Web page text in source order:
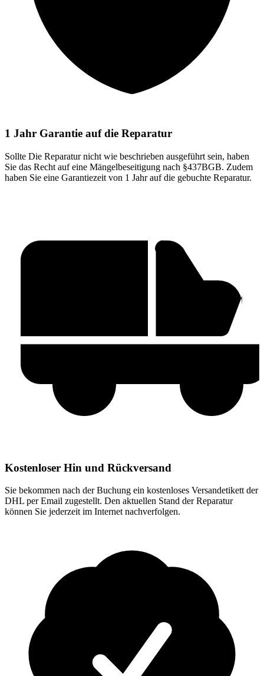
1 Jahr Garantie auf die Reparatur
Sollte Die Reparatur nicht wie beschrieben ausgeführt sein, haben
Sie das Recht auf eine Mängelbeseitigung nach §437BGB. Zudem
haben Sie eine Garantiezeit von 1 Jahr auf die gebuchte Reparatur.
Kostenloser Hin und Rückversand
Sie bekommen nach der Buchung ein kostenloses Versandetikett der
DHL per Email zugestellt. Den aktuellen Stand der Reparatur
können Sie jederzeit im Internet nachverfolgen.